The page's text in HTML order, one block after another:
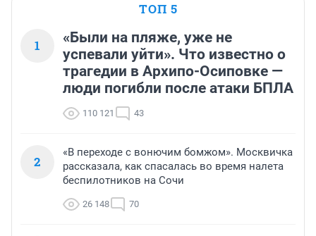
ТОП 5
1
«Были на пляже, уже не
успевали уйти». Что известно о
трагедии в Архипо-Осиповке —
люди погибли после атаки БПЛА
110 121 43
2
«В переходе с вонючим бомжом». Москвичка
рассказала, как спасалась во время налета
беспилотников на Сочи
26 148 70